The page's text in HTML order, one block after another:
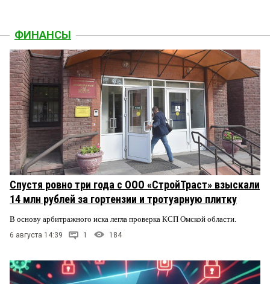
ФИНАНСЫ
Спустя ровно три года с ООО «СтройТраст» взыскали
14 млн рублей за гортензии и тротуарную плитку
В основу арбитражного иска легла проверка КСП Омской области.
6 августа 14:39 1 184